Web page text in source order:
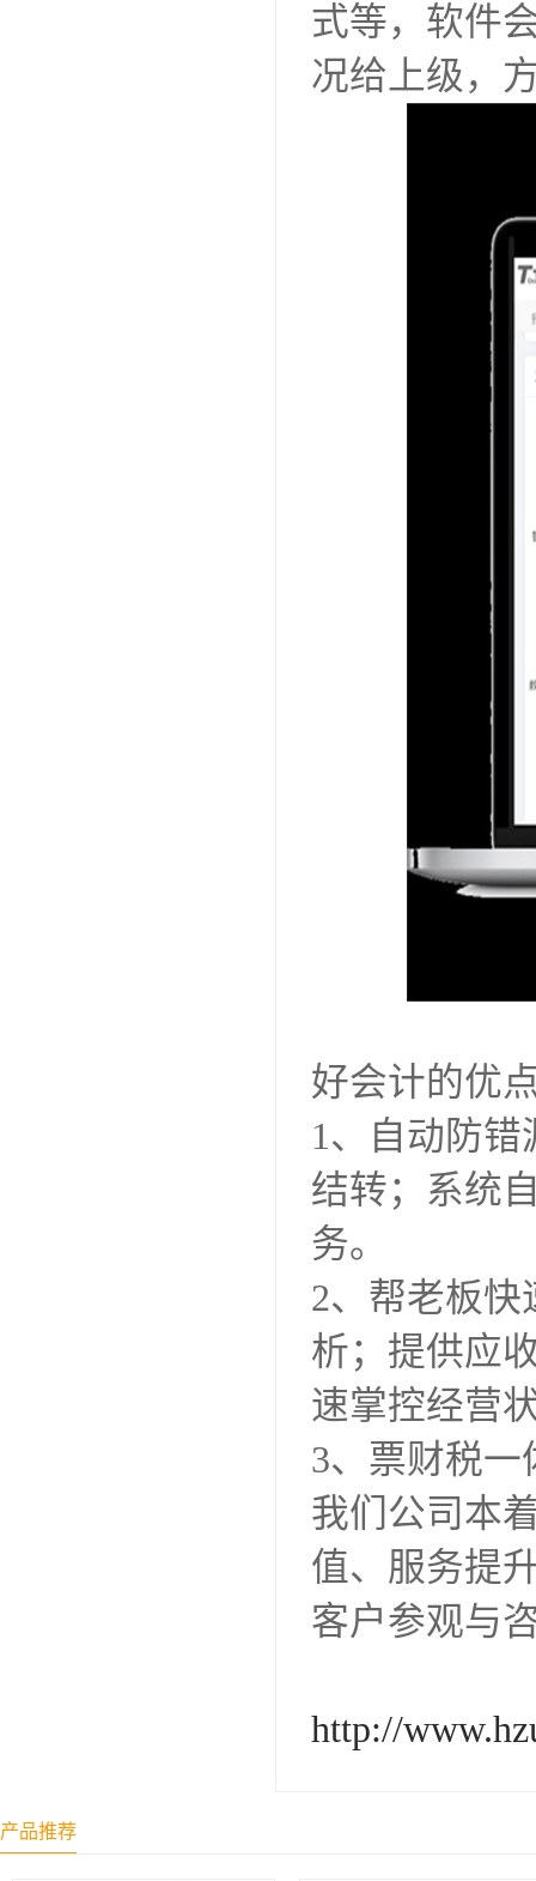
式等，软件
况给上级，
好会计的优
1、自动防
结转；系统
务。
2、帮老板
析；提供应
速掌控经营
3、票财税
我们公司本
值、服务提
客户参观与
http://
产品推荐